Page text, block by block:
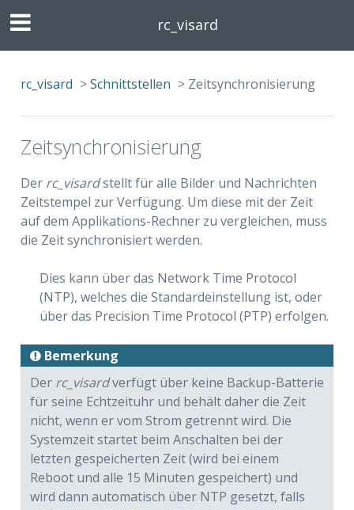
rc_visard
rc_visard >Schnittstellen > Zeitsynchronisierung
Zeitsynchronisierung
Der rc_visardstellt für alle Bilder und Nachrichten
Zeitstempel zur Verfügung. Um diese mit der Zeit
auf dem Applikations-Rechner zu vergleichen, muss
die Zeit synchronisiert werden.
Dies kann über das Network Time Protocol
(NTP), welches die Standardeinstellung ist, oder
über das Precision Time Protocol (PTP) erfolgen.
Bemerkung
Der rc_visardverfügt über keine Backup-Batterie
für seine Echtzeituhr und behält daher die Zeit
nicht, wenn er vom Strom getrennt wird. Die
Systemzeit startet beim Anschalten bei der
letzten gespeicherten Zeit (wird bei einem
Reboot und alle 15 Minuten gespeichert) und
wird dann automatisch über NTP gesetzt, falls